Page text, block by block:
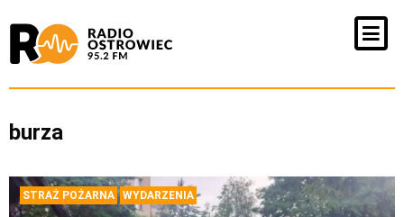
burza
STRAŻ POŻARNA WYDARZENIA